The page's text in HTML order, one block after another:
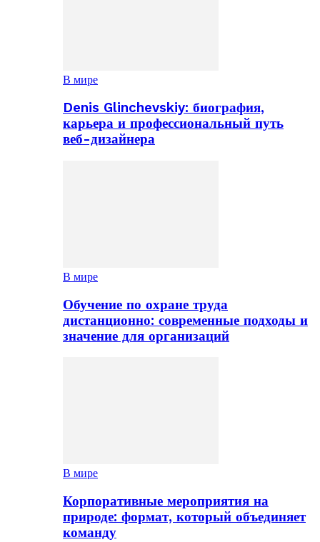
В мире
Denis Glinchevskiy: биография,
карьера и профессиональный путь
веб-дизайнера
В мире
Обучение по охране труда
дистанционно: современные подходы и
значение для организаций
В мире
Корпоративные мероприятия на
природе: формат, который объединяет
команду